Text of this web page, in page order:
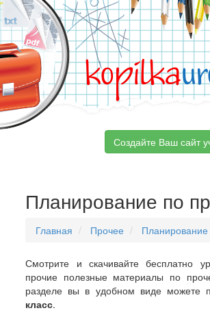
kopilka
Создайте Ваш сайт
Планирование по
Главная Прочее Планирование
Смотрите и скачивайте бесплатно
прочие полезные материалы по
разделе вы в удобном виде можете
класс.